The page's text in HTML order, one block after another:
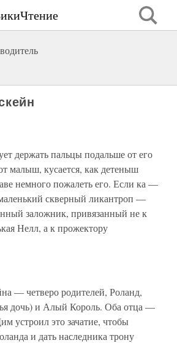
держать пальцы подальше от его
малыш, кусается, как детеныш
немного пожалеть его. Если ка —
скверный ликантроп —
заложник, привязанный не к
Нелл, а к прожектору
— четверо родителей, Роланд,
дочь) и Алый Король. Оба отца —
устроил это зачатие, чтобы
и дать наследника трону